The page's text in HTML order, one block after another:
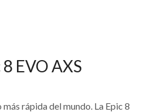
EVO AXS
rápida del mundo. La Epic 8